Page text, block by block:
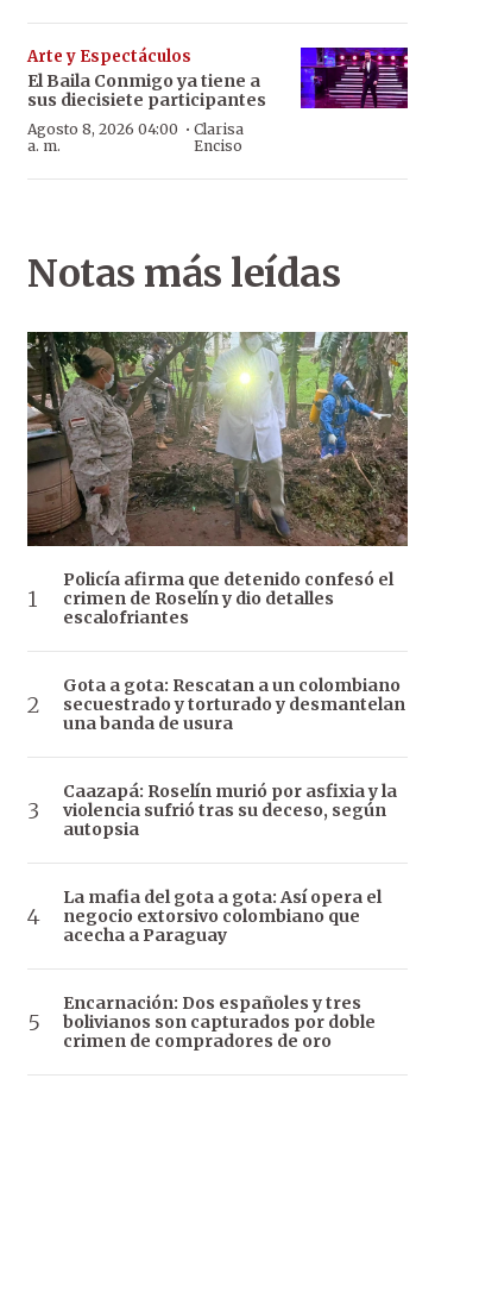
Arte y Espectáculos
El Baila Conmigo ya tiene a
sus diecisiete participantes
Agosto 8, 2026 04:00
a. m.
· Clarisa
Enciso
Notas más leídas
Policía afirma que detenido confesó el
crimen de Roselín y dio detalles
escalofriantes
Gota a gota: Rescatan a un colombiano
secuestrado y torturado y desmantelan
una banda de usura
Caazapá: Roselín murió por asfixia y la
violencia sufrió tras su deceso, según
autopsia
La mafia del gota a gota: Así opera el
negocio extorsivo colombiano que
acecha a Paraguay
Encarnación: Dos españoles y tres
bolivianos son capturados por doble
crimen de compradores de oro